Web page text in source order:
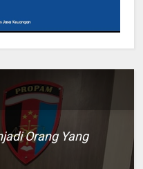
Orang Yang